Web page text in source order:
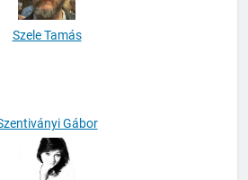
Szele Tamás
Szentmiklósi Dóra